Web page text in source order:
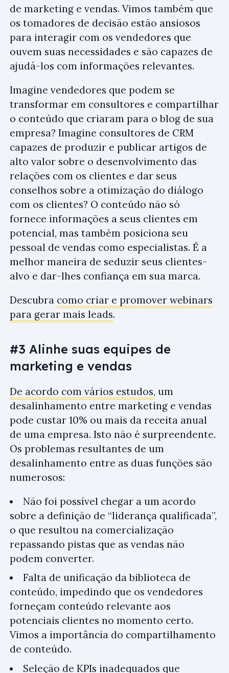
de marketing e vendas. Vimos também que
os tomadores de decisão estão ansiosos
para interagir com os vendedores que
ouvem suas necessidades e são capazes de
ajudá-los com informações relevantes.
Imagine vendedores que podem se
transformar em consultores e compartilhar
o conteúdo que criaram para o blog de sua
empresa? Imagine consultores de CRM
capazes de produzir e publicar artigos de
alto valor sobre o desenvolvimento das
relações com os clientes e dar seus
conselhos sobre a otimização do diálogo
com os clientes? O conteúdo não só
fornece informações a seus clientes em
potencial, mas também posiciona seu
pessoal de vendas como especialistas. É a
melhor maneira de seduzir seus clientes-
alvo e dar-lhes confiança em sua marca.
Descubra como criar e promover webinars
para gerar mais leads.
#3 Alinhe suas equipes de
marketing e vendas
De acordo com vários estudos, um
desalinhamento entre marketing e vendas
pode custar 10% ou mais da receita anual
de uma empresa. Isto não é surpreendente.
Os problemas resultantes de um
desalinhamento entre as duas funções são
numerosos:
Não foi possível chegar a um acordo
sobre a definição de “liderança qualificada”,
o que resultou na comercialização
repassando pistas que as vendas não
podem converter.
Falta de unificação da biblioteca de
conteúdo, impedindo que os vendedores
forneçam conteúdo relevante aos
potenciais clientes no momento certo.
Vimos a importância do compartilhamento
de conteúdo.
Seleção de KPIs inadequados que